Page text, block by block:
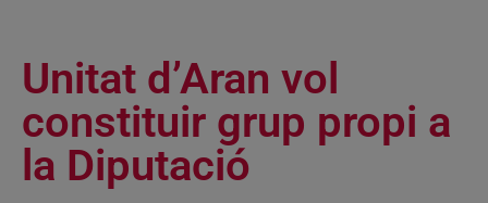
Unitat d’Aran vol
constituir grup propi a
la Diputació